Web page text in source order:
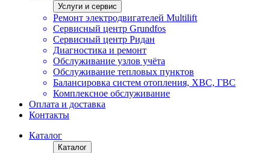
Услуги и сервис
Ремонт электродвигателей Multilift
Сервисный центр Grundfos
Сервисный центр Ридан
Диагностика и ремонт
Обслуживание узлов учёта
Обслуживание тепловых пунктов
Балансировка систем отопления, ХВС, ГВС
Комплексное обслуживание
Оплата и доставка
Контакты
Каталог
Каталог